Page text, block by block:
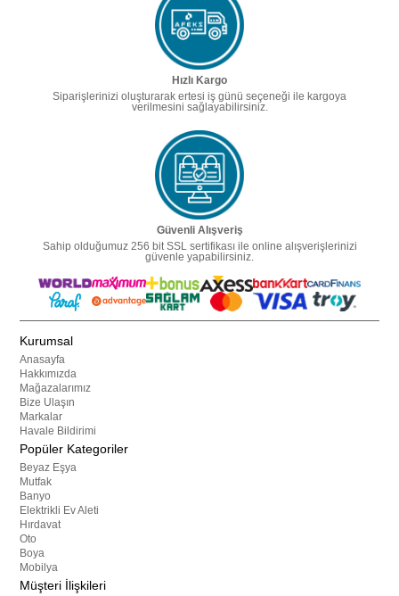
Hızlı Kargo
Siparişlerinizi oluşturarak ertesi iş günü seçeneği ile kargoya
verilmesini sağlayabilirsiniz.
Güvenli Alışveriş
Sahip olduğumuz 256 bit SSL sertifikası ile online alışverişlerinizi
güvenle yapabilirsiniz.
Kurumsal
Anasayfa
Hakkımızda
Mağazalarımız
Bize Ulaşın
Markalar
Havale Bildirimi
Popüler Kategoriler
Beyaz Eşya
Mutfak
Banyo
Elektrikli Ev Aleti
Hırdavat
Oto
Boya
Mobilya
Müşteri İlişkileri